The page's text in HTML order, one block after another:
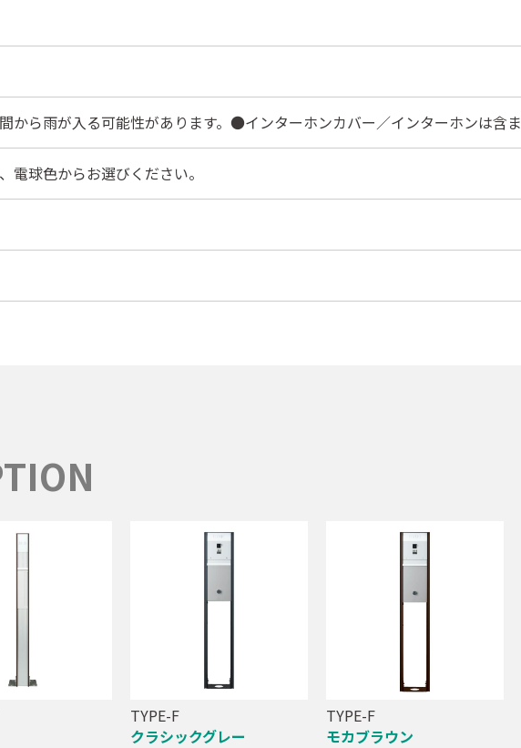
から雨が入る可能性があります。●インターホンカバー／インターホンは含ま
電球色からお選びください。
TYPE-F
クラシックグレー
TYPE-F
モカブラウン